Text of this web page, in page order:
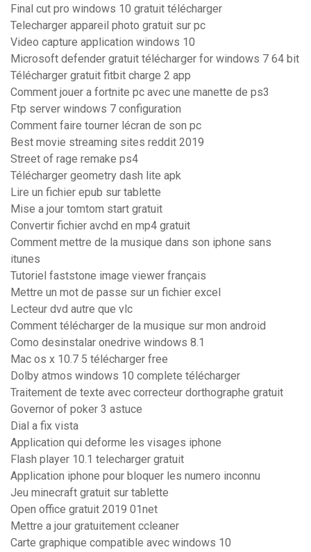
Final cut pro windows 10 gratuit télécharger
Telecharger appareil photo gratuit sur pc
Video capture application windows 10
Microsoft defender gratuit télécharger for windows 7 64 bit
Télécharger gratuit fitbit charge 2 app
Comment jouer a fortnite pc avec une manette de ps3
Ftp server windows 7 configuration
Comment faire tourner lécran de son pc
Best movie streaming sites reddit 2019
Street of rage remake ps4
Télécharger geometry dash lite apk
Lire un fichier epub sur tablette
Mise a jour tomtom start gratuit
Convertir fichier avchd en mp4 gratuit
Comment mettre de la musique dans son iphone sans
itunes
Tutoriel faststone image viewer français
Mettre un mot de passe sur un fichier excel
Lecteur dvd autre que vlc
Comment télécharger de la musique sur mon android
Como desinstalar onedrive windows 8.1
Mac os x 10.7 5 télécharger free
Dolby atmos windows 10 complete télécharger
Traitement de texte avec correcteur dorthographe gratuit
Governor of poker 3 astuce
Dial a fix vista
Application qui deforme les visages iphone
Flash player 10.1 telecharger gratuit
Application iphone pour bloquer les numero inconnu
Jeu minecraft gratuit sur tablette
Open office gratuit 2019 01net
Mettre a jour gratuitement ccleaner
Carte graphique compatible avec windows 10